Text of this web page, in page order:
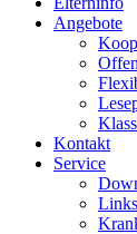
Angebote
Kontakt
Service
Links